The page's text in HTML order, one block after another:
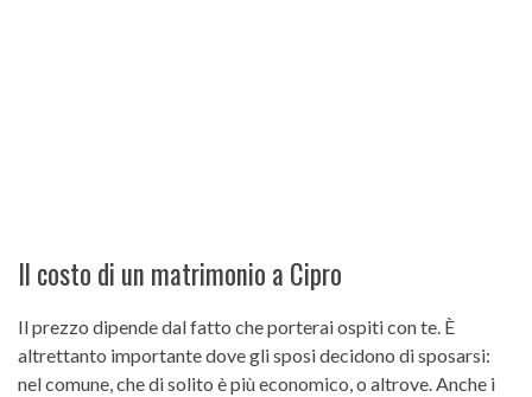
Il costo di un matrimonio a Cipro
Il prezzo dipende dal fatto che porterai ospiti con te. È
altrettanto importante dove gli sposi decidono di sposarsi:
nel comune, che di solito è più economico, o altrove. Anche i